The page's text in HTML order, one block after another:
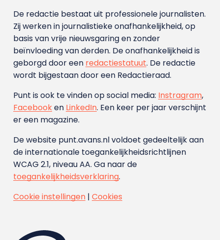
De redactie bestaat uit professionele journalisten.
Zij werken in journalistieke onafhankelijkheid, op
basis van vrije nieuwsgaring en zonder
beïnvloeding van derden. De onafhankelijkheid is
geborgd door een redactiestatuut. De redactie
wordt bijgestaan door een Redactieraad.
Punt is ook te vinden op social media: Instragram,
Facebooken LinkedIn. Een keer per jaar verschijnt
er een magazine.
De website punt.avans.nl voldoet gedeeltelijk aan
de internationale toegankelijkheidsrichtlijnen
WCAG 2.1, niveau AA. Ga naar de
toegankelijkheidsverklaring.
Cookie instellingen| Cookies